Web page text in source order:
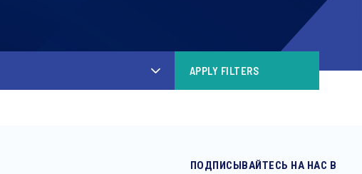
APPLY FILTERS
ПОДПИСЫВАЙТЕСЬ НА НАС В